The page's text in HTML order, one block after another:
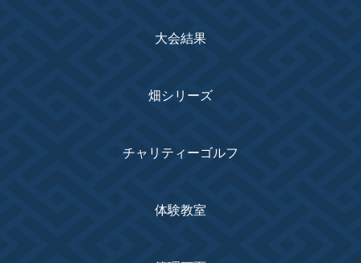
大会結果
畑シリーズ
チャリティーゴルフ
体験教室